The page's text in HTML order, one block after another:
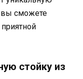
вы сможете
стойку из